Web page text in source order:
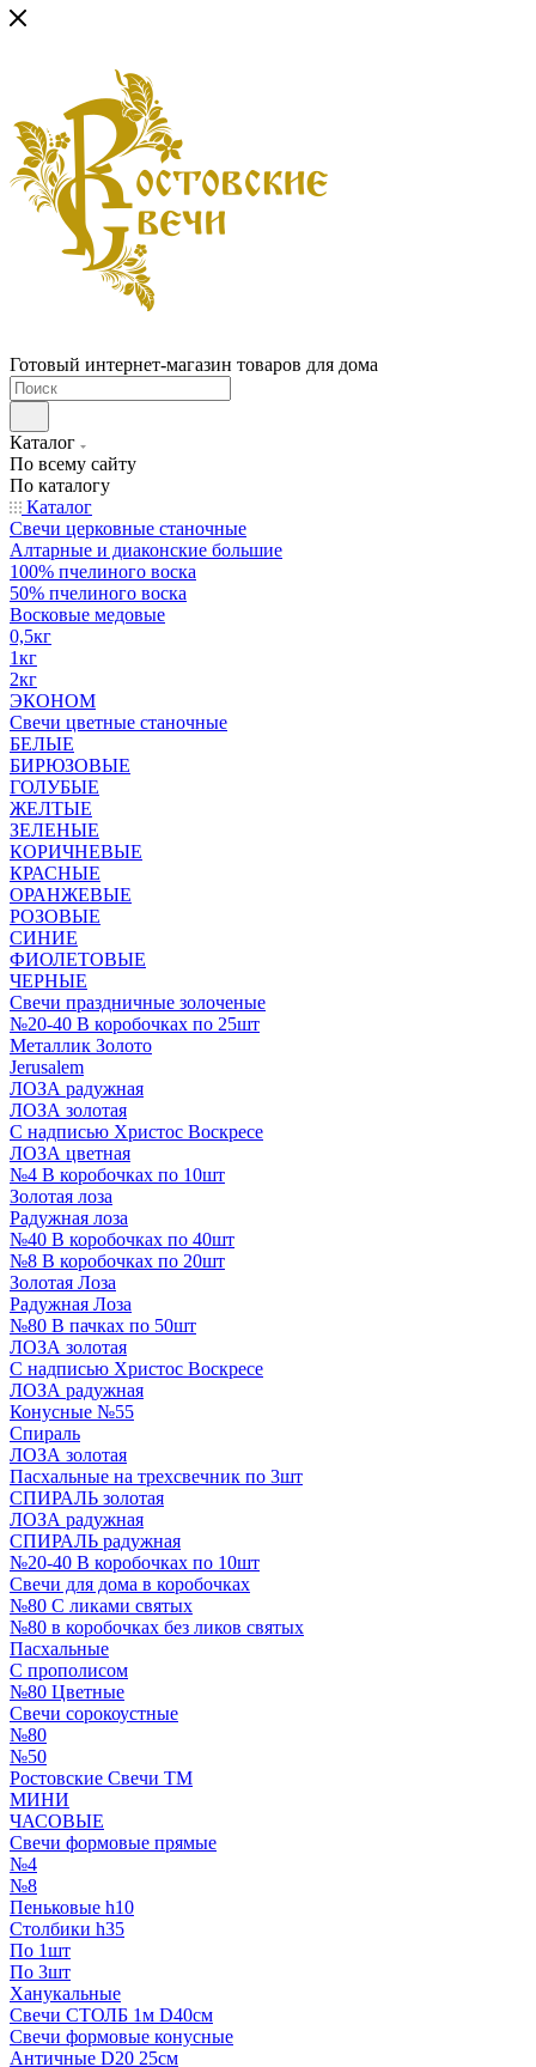
Готовый интернет-магазин товаров для дома
Каталог
По всему сайту
По каталогу
Каталог
Свечи церковные станочные
Алтарные и диаконские большие
100% пчелиного воска
50% пчелиного воска
Восковые медовые
0,5кг
1кг
2кг
ЭКОНОМ
Свечи цветные станочные
БЕЛЫЕ
БИРЮЗОВЫЕ
ГОЛУБЫЕ
ЖЕЛТЫЕ
ЗЕЛЕНЫЕ
КОРИЧНЕВЫЕ
КРАСНЫЕ
ОРАНЖЕВЫЕ
РОЗОВЫЕ
СИНИЕ
ФИОЛЕТОВЫЕ
ЧЕРНЫЕ
Свечи праздничные золоченые
№20-40 В коробочках по 25шт
Металлик Золото
Jerusalem
ЛОЗА радужная
ЛОЗА золотая
С надписью Христос Воскресе
ЛОЗА цветная
№4 В коробочках по 10шт
Золотая лоза
Радужная лоза
№40 В коробочках по 40шт
№8 В коробочках по 20шт
Золотая Лоза
Радужная Лоза
№80 В пачках по 50шт
ЛОЗА золотая
С надписью Христос Воскресе
ЛОЗА радужная
Конусные №55
Спираль
ЛОЗА золотая
Пасхальные на трехсвечник по 3шт
СПИРАЛЬ золотая
ЛОЗА радужная
СПИРАЛЬ радужная
№20-40 В коробочках по 10шт
Свечи для дома в коробочках
№80 С ликами святых
№80 в коробочках без ликов святых
Пасхальные
С прополисом
№80 Цветные
Свечи сорокоустные
№80
№50
Ростовские Свечи ТМ
МИНИ
ЧАСОВЫЕ
Свечи формовые прямые
№4
№8
Пеньковые h10
Столбики h35
По 1шт
По 3шт
Ханукальные
Свечи СТОЛБ 1м D40см
Свечи формовые конусные
Античные D20 25см